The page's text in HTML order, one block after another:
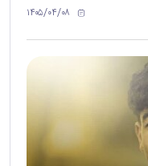
۱۴۰۵/۰۴/۰۸